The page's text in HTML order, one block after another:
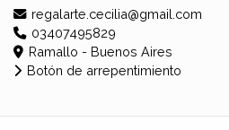
regalarte.cecilia@gmail.com
03407495829
Ramallo - Buenos Aires
Botón de arrepentimiento